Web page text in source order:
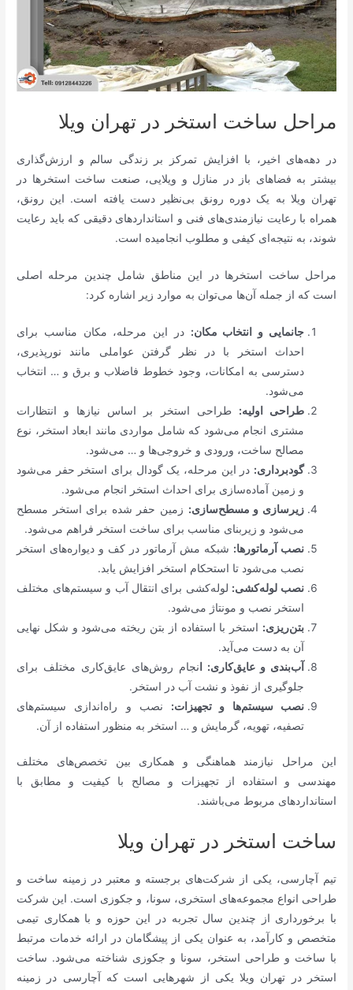
مراحل ساخت استخر در تهران ویلا
در دهه‌های اخیر، با افزایش تمرکز بر زندگی سالم و ارزش‌گذاری
بیشتر به فضاهای باز در منازل و ویلایی، صنعت ساخت استخرها در
تهران ویلا به یک دوره رونق بی‌نظیر دست یافته است. این رونق،
همراه با رعایت نیازمندی‌های فنی و استانداردهای دقیقی که باید رعایت
شوند، به نتیجه‌ای کیفی و مطلوب انجامیده است.
مراحل ساخت استخرها در این مناطق شامل چندین مرحله اصلی
است که از جمله آن‌ها می‌توان به موارد زیر اشاره کرد:
جانمایی و انتخاب مکان: در این مرحله، مکان مناسب برای
احداث استخر با در نظر گرفتن عواملی مانند نورپذیری،
دسترسی به امکانات، وجود خطوط فاضلاب و برق و … انتخاب
می‌شود.
طراحی اولیه: طراحی استخر بر اساس نیازها و انتظارات
مشتری انجام می‌شود که شامل مواردی مانند ابعاد استخر، نوع
مصالح ساخت، ورودی و خروجی‌ها و … می‌شود.
گودبرداری: در این مرحله، یک گودال برای استخر حفر می‌شود
و زمین آماده‌سازی برای احداث استخر انجام می‌شود.
زیرسازی و مسطح‌سازی: زمین حفر شده برای استخر مسطح
می‌شود و زیربنای مناسب برای ساخت استخر فراهم می‌شود.
نصب آرماتورها: شبکه مش آرماتور در کف و دیواره‌های استخر
نصب می‌شود تا استحکام استخر افزایش یابد.
نصب لوله‌کشی: لوله‌کشی برای انتقال آب و سیستم‌های مختلف
استخر نصب و مونتاژ می‌شود.
بتن‌ریزی: استخر با استفاده از بتن ریخته می‌شود و شکل نهایی
آن به دست می‌آید.
آب‌بندی و عایق‌کاری: انجام روش‌های عایق‌کاری مختلف برای
جلوگیری از نفوذ و نشت آب در استخر.
نصب سیستم‌ها و تجهیزات: نصب و راه‌اندازی سیستم‌های
تصفیه، تهویه، گرمایش و … استخر به منظور استفاده از آن.
این مراحل نیازمند هماهنگی و همکاری بین تخصص‌های مختلف
مهندسی و استفاده از تجهیزات و مصالح با کیفیت و مطابق با
استانداردهای مربوط می‌باشند.
ساخت استخر در تهران ویلا
تیم آچارسی، یکی از شرکت‌های برجسته و معتبر در زمینه ساخت و
طراحی انواع مجموعه‌های استخری، سونا، و جکوزی است. این شرکت
با برخورداری از چندین سال تجربه در این حوزه و با همکاری تیمی
متخصص و کارآمد، به عنوان یکی از پیشگامان در ارائه خدمات مرتبط
با ساخت و طراحی استخر، سونا و جکوزی شناخته می‌شود. ساخت
استخر در تهران ویلا یکی از شهرهایی است که آچارسی در زمینه